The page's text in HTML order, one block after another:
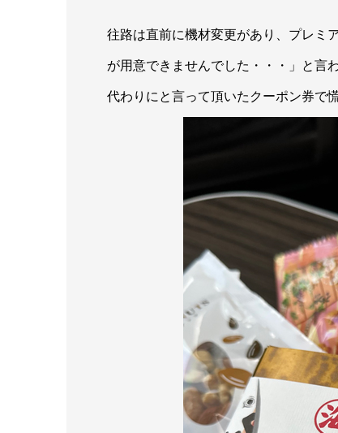
往路は直前に機材変更があり、プレミ
が用意できませんでした・・・」と言
代わりにと言って頂いたクーポン券で